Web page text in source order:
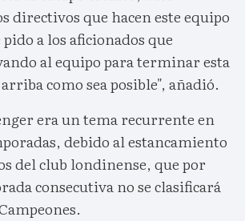
directivos que hacen este equipo
a los aficionados que
al equipo para terminar esta
como sea posible", añadió.
era un tema recurrente en
debido al estancamiento
del club londinense, que por
consecutiva no se clasificará